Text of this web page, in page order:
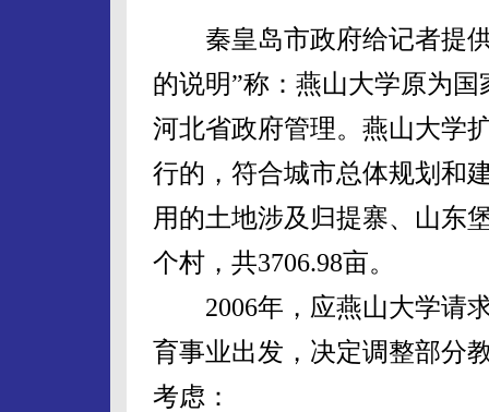
秦皇岛市政府给记者提供
的说明”称：燕山大学原为
河北省政府管理。燕山大学
行的，符合城市总体规划和
用的土地涉及归提寨、山东
个村，共3706.98亩。
2006年，应燕山大学请求
育事业出发，决定调整部分
考虑：